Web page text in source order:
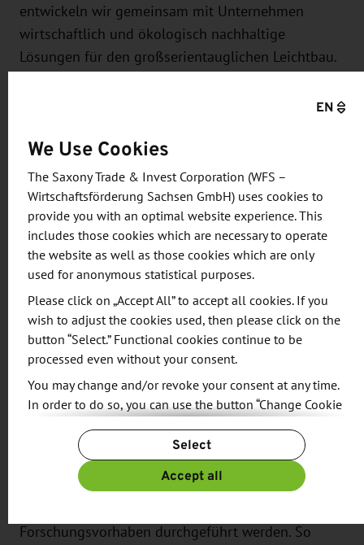
entwickeln wir gemeinsam mit Unternehmen
wirtschaftlich und ökologisch nachhaltige
Lösungen für den großserientauglichen Leichtbau.
wir neue Projekte angehen, die Mehrwert für uns
Anke Kaysser-Pyzalla, Präsidentin der TU
Braunschweig, hinzu. Zudem würden vor allem für
regionale KMU Barrieren in Richtung risikoreicher
Hightech-Entwicklungen abgebaut und der Zugang
zu Forschungseinrichtungen erleichtert.
Ziel der Kooperationspartner ist es, eine
gemeinsame Organisationsstruktur zur Herstellung
von Carbonfasern und eine Forschungs-Roadmap
im Exzellenzcluster MERGE und der
Anwendungsforschung in der OHLF berücksichtigt
und aufeinander abgestimmt werden. Soweit
Anlagen zur Erforschung verbesserter
Produktionsmethoden von Kohlenstofffasern
Forschungsvorhaben durchgeführt werden. So
EN
We Use Cookies
The Saxony Trade & Invest Corporation (WFS –
Wirtschaftsförderung Sachsen GmbH) uses cookies to
provide you with an optimal website experience. This
includes those cookies which are necessary to operate
the website as well as those cookies which are only
used for anonymous statistical purposes.
Please click on „Accept All” to accept all cookies. If you
wish to adjust the cookies used, then please click on the
button “Select.” Functional cookies continue to be
processed even without your consent.
You may change and/or revoke your consent at any time.
In order to do so, you can use the button “Change Cookie
For more information, please see our
Privacy Policy.
Additional information can be found in our
Imprint
Select
Accept all